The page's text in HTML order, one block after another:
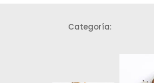
Categoría: